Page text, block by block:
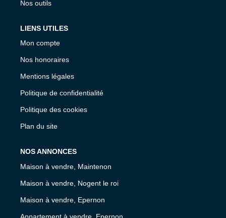
Nos outils
LIENS UTILES
Mon compte
Nos honoraires
Mentions légales
Politique de confidentialité
Politique des cookies
Plan du site
NOS ANNONCES
Maison à vendre, Maintenon
Maison à vendre, Nogent le roi
Maison à vendre, Epernon
Appartement à vendre, Epernon